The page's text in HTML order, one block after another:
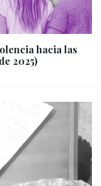
hacia las
2025)